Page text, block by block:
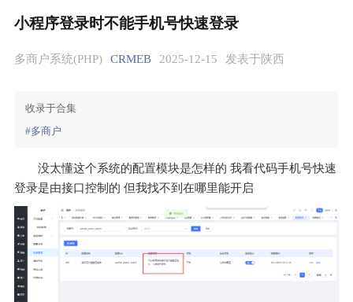
小程序登录时不能手机号快速登录
多商户系统(PHP) CRMEB 2025-12-15 发表于陕西
收录于合集
#多商户
没太懂这个系统的配置模块是怎样的 我看代码手机号快速
登录是由接口控制的 但我找不到在哪里能开启